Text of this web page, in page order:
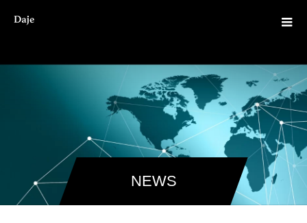
NEWS